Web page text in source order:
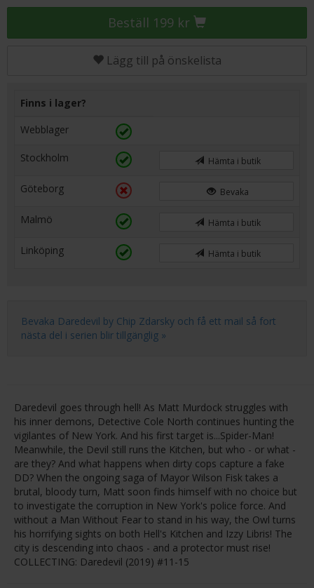
Beställ 199 kr
Lägg till på önskelista
Finns i lager?
Webblager
Stockholm Hämta i butik
Göteborg Bevaka
Malmö Hämta i butik
Linköping Hämta i butik
Bevaka Daredevil by Chip Zdarsky och få ett mail så fort
nästa del i serien blir tillgänglig »
Daredevil goes through hell! As Matt Murdock struggles with
his inner demons, Detective Cole North continues hunting the
vigilantes of New York. And his first target is...Spider-Man!
Meanwhile, the Devil still runs the Kitchen, but who - or what -
are they? And what happens when dirty cops capture a fake
DD? When the ongoing saga of Mayor Wilson Fisk takes a
brutal, bloody turn, Matt soon finds himself with no choice but
to investigate the corruption in New York's police force. And
without a Man Without Fear to stand in his way, the Owl turns
his horrifying sights on both Hell's Kitchen and Izzy Libris! The
city is descending into chaos - and a protector must rise!
COLLECTING: Daredevil (2019) #11-15